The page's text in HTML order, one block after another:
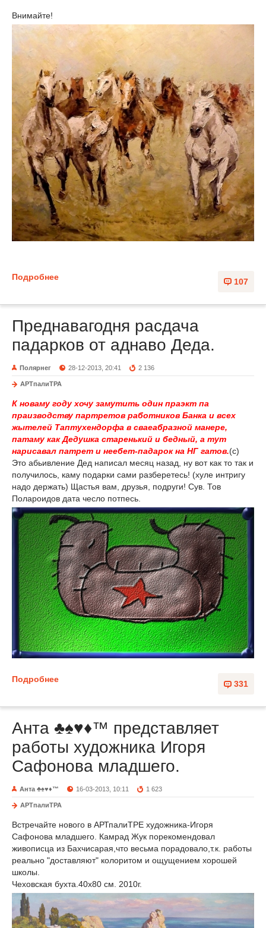
Внимайте!
107
Подробнее
Преднавагодня расдача
падарков от аднаво Деда.
Полярнег 28-12-2013, 20:41 2 136
АРТпалиТРА
К новаму году хочу замутить один праэкт па
праизводству партретов работников Банка и всех
жытелей Таптухендорфа в сваеабразной манере,
патаму как Дедушка старенький и бедный, а тут
нарисавал патрет и неебет-падарок на НГ гатов.(с)
Это абьивление Дед написал месяц назад, ну вот как то так и
получилось, каму подарки сами разберетесь! (хуле интригу
надо держать) Щастья вам, друзья, подруги! Сув. Тов
Полароидов дата чесло потпесь.
331
Подробнее
Анта ♣♠♥♦™ представляет
работы художника Игоря
Сафонова младшего.
Анта ♣♠♥♦™ 16-03-2013, 10:11 1 623
АРТпалиТРА
Встречайте нового в АРТпалиТРЕ художника-Игоря
Сафонова младшего. Камрад Жук порекомендовал
живописца из Бахчисарая,что весьма порадовало,т.к. работы
реально "доставляют" колоритом и ощущением хорошей
школы.
Чеховская бухта.40х80 см. 2010г.